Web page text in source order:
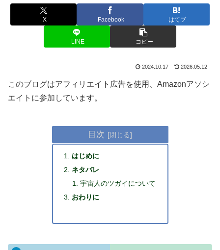
X Facebook はてブ
LINE コピー
2024.10.17 2026.05.12
このブログはアフィリエイト広告を使用、Amazonアソシ
エイトに参加しています。
目次
はじめに
ネタバレ
宇宙人のツガイについて
おわりに